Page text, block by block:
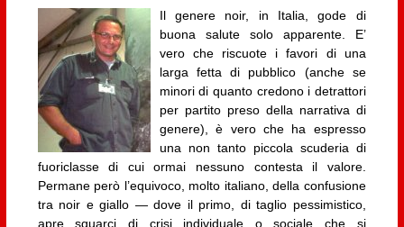
Il genere noir, in Italia, gode di
buona salute solo apparente. E’
vero che riscuote i favori di una
larga fetta di pubblico (anche se
minori di quanto credono i detrattori
per partito preso della narrativa di
genere), è vero che ha espresso
una non tanto piccola scuderia di
fuoriclasse di cui ormai nessuno contesta il valore.
Permane però l’equivoco, molto italiano, della confusione
tra noir e giallo — dove il primo, di taglio pessimistico,
apre squarci di crisi individuale o sociale che si